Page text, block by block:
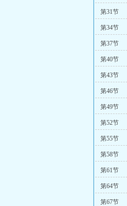
第31节
第34节
第37节
第40节
第43节
第46节
第49节
第52节
第55节
第58节
第61节
第64节
第67节